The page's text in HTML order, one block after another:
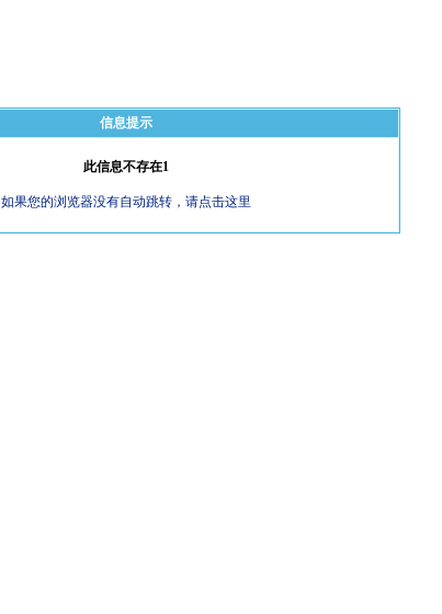
信息提示
此信息不存在1
如果您的浏览器没有自动跳转，请点击这里